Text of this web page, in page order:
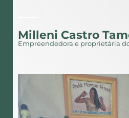
Milleni Castro
Empreendedora e proprietária